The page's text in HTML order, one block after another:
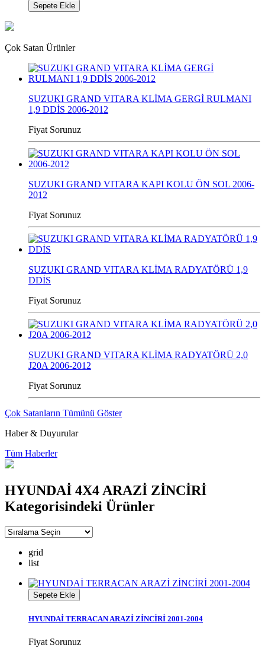
Sepete Ekle
Çok Satan Ürünler
SUZUKI GRAND VITARA KLİMA GERGİ RULMANI
1,9 DDİS 2006-2012
Fiyat Sorunuz
SUZUKI GRAND VITARA KAPI KOLU ÖN SOL 2006-
2012
Fiyat Sorunuz
SUZUKI GRAND VITARA KLİMA RADYATÖRÜ 1,9
DDİS
Fiyat Sorunuz
SUZUKI GRAND VITARA KLİMA RADYATÖRÜ 2,0
J20A 2006-2012
Fiyat Sorunuz
Çok Satanların Tümünü Göster
Haber & Duyurular
Tüm Haberler
HYUNDAİ 4X4 ARAZİ ZİNCİRİ
Kategorisindeki Ürünler
grid
list
Sepete Ekle
HYUNDAİ TERRACAN ARAZİ ZİNCİRİ 2001-2004
Fiyat Sorunuz